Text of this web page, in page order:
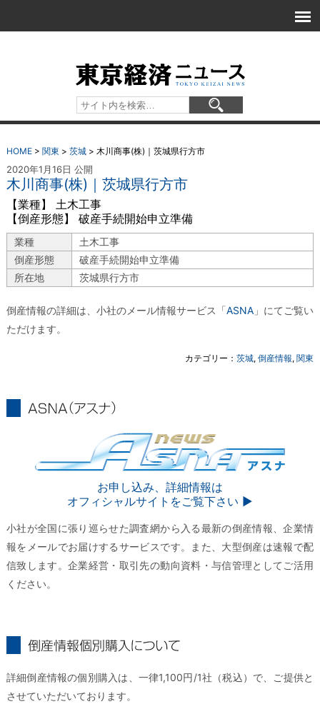
HOME> 関東 > 茨城> 木川商事(株)｜茨城県行方市
2020年1月16日 公開
木川商事(株)｜茨城県行方市
【業種】 土木工事
【倒産形態】 破産手続開始申立準備
業種
土木工事
倒産形態
破産手続開始申立準備
所在地
茨城県行方市
倒産情報の詳細は、小社のメール情報サービス「ASNA 」にてご覧い
ただけます。
カテゴリー：茨城,倒産情報,関東
お申し込み、詳細情報は
オフィシャルサイトをご覧下さい ▶︎
小社が全国に張り巡らせた調査網から入る最新の倒産情報、企業情
報をメールでお届けするサービスです。また、大型倒産は速報で配
信致します。企業経営・取引先の動向資料・与信管理としてご活用
ください。
詳細倒産情報の個別購入は、一律1,100円/1社（税込）で、ご提供と
させていただいております。